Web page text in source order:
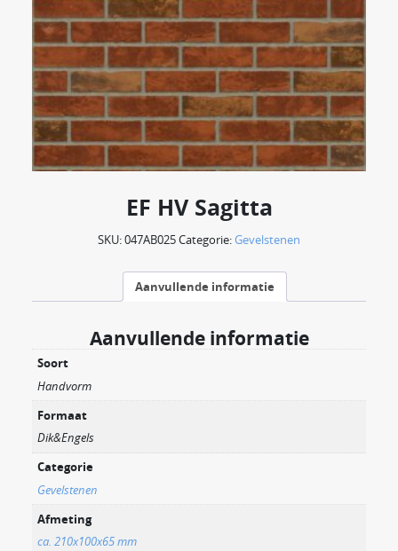
EF HV Sagitta
SKU:047AB025Categorie:Gevelstenen
Aanvullende informatie
Aanvullende informatie
Soort
Handvorm
Formaat
Dik&Engels
Categorie
Gevelstenen
Afmeting
ca. 210x100x65 mm